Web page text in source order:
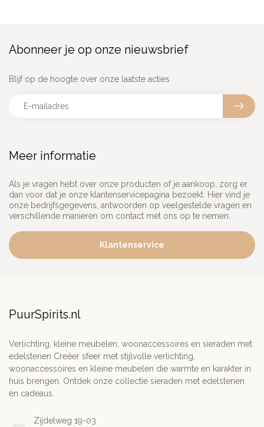
Meer informatie
Als je vragen hebt over onze producten of je aankoop, zorg er
dan voor dat je onze klantenservicepagina bezoekt. Hier vind je
onze bedrijfsgegevens, antwoorden op veelgestelde vragen en
verschillende manieren om contact met ons op te nemen.
Klantenservice
Abonneer je op onze nieuwsbrief
Blijf op de hoogte over onze laatste acties
PuurSpirits.nl
Verlichting, kleine meubelen, woonaccessoires en sieraden met
edelstenen Creëer sfeer met stijlvolle verlichting,
woonaccessoires en kleine meubelen die warmte en karakter in
huis brengen. Ontdek onze collectie sieraden met edelstenen
en cadeaus.
Zijdelweg 19-03